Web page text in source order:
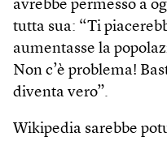
avrebbe permesso a
tutta sua: “Ti
aumentasse la
Non c’è problema!
diventa vero”.
Wikipedia sarebbe